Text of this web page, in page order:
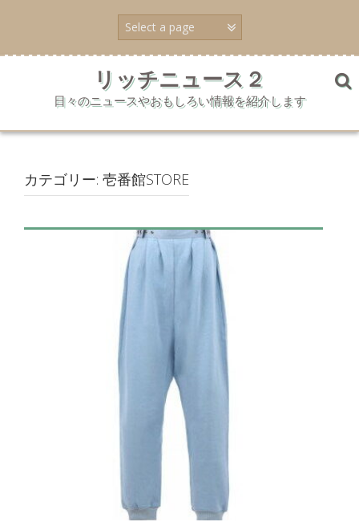
ン
ッ
リッチニュース２
日々のニュースやおもしろい情報を紹介します
カテゴリー: 壱番館STORE